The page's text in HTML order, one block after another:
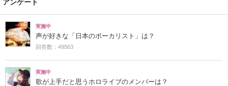
アンケート
実施中
声が好きな「日本のボーカリスト」は？
回答数：49563
実施中
歌が上手だと思うホロライブのメンバーは？